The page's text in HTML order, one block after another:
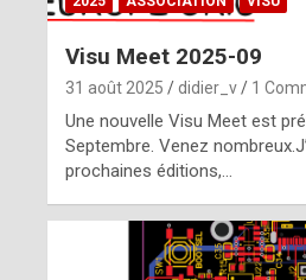
Visu Meet 2025-09
31 août 2025 didier_v 1
Une nouvelle Visu Meet est
Septembre. Venez
prochaines éditions,…